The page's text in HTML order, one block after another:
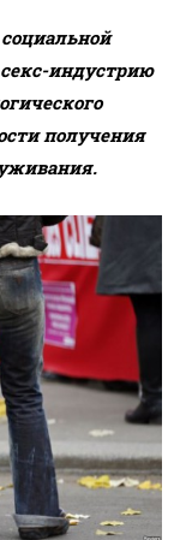
индустрию
получения